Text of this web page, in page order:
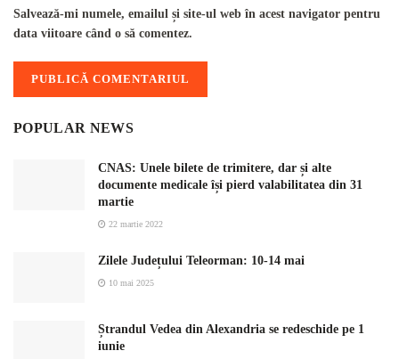
Salvează-mi numele, emailul și site-ul web în acest navigator pentru
data viitoare când o să comentez.
POPULAR NEWS
CNAS: Unele bilete de trimitere, dar și alte
documente medicale își pierd valabilitatea din 31
martie
22 martie 2022
Zilele Județului Teleorman: 10-14 mai
10 mai 2025
Ștrandul Vedea din Alexandria se redeschide pe 1
iunie